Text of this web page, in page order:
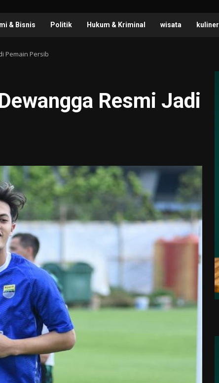
& Bisnis Politik Hukum & Kriminal wisata kuliner
Pemain Persib
Resmi Jadi